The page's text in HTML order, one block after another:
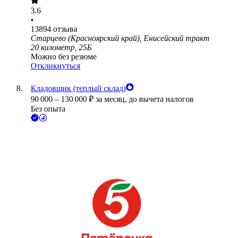
3.6
•
13894 отзыва
Старцево (Красноярский край), Енисейский тракт
20 километр, 25Б
Можно без резюме
Откликнуться
Кладовщик (теплый склад)
90 000 – 130 000 ₽ за месяц, до вычета налогов
Без опыта